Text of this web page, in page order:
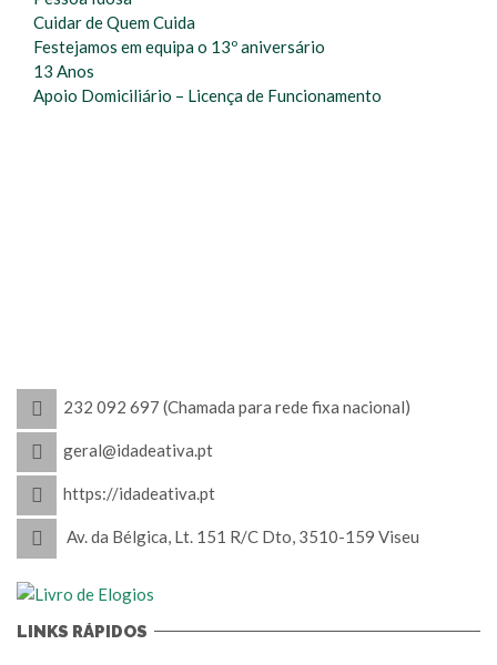
Cuidar de Quem Cuida
Festejamos em equipa o 13º aniversário
13 Anos
Apoio Domiciliário – Licença de Funcionamento
232 092 697 (Chamada para rede fixa nacional)
geral@idadeativa.pt
https://idadeativa.pt
Av. da Bélgica, Lt. 151 R/C Dto, 3510-159 Viseu
LINKS RÁPIDOS